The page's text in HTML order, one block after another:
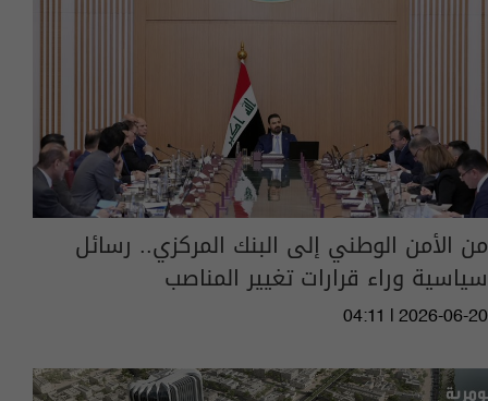
من الأمن الوطني إلى البنك المركزي.. رسائل
سياسية وراء قرارات تغيير المناصب
04:11 | 2026-06-20